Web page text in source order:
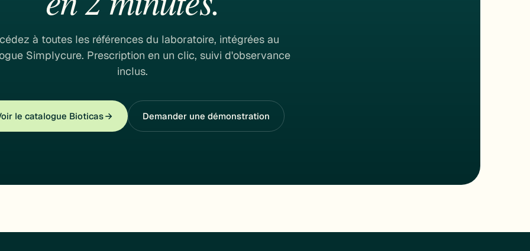
à toutes les références du laboratoire, intégrées au
Simplycure. Prescription en un clic, suivi d'observance
inclus.
le catalogue Bioticas Demander une démonstration